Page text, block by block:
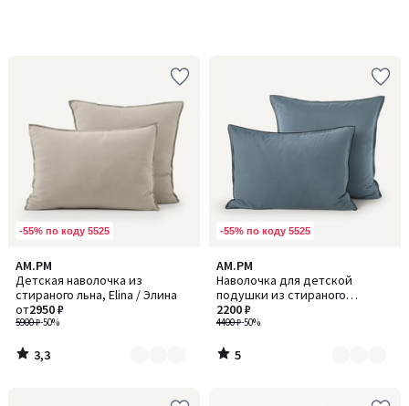
-55% по коду 5525
AM.PM
Детская наволочка из
стираного льна, Elina / Элина
5900 ₽-50%
от2950 ₽
3,3
/ 5
Количество
цветов:
2
3,3
/
-55% по коду 5525
AM.PM
Наволочка для детской
подушки из стираного
биохлопкового плотна, Gypse /
Джипс
4400 ₽-50%
2200 ₽
5
/
5
Количество
цветов:
3
5
/